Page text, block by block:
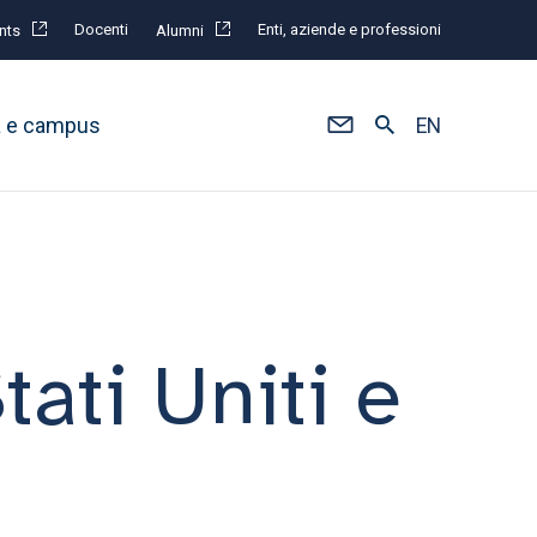
Docenti Alumni Enti, aziende e professioni
e campus EN
Uniti e